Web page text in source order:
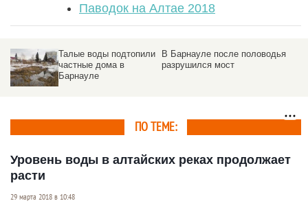
Паводок на Алтае 2018
В Барнауле после половодья
разрушился мост
Вода спадает: в барнаульском
поселке Затон сняли режим
ПО ТЕМЕ:
Уровень воды в алтайских реках продолжает
расти
29 марта 2018 в 10:48